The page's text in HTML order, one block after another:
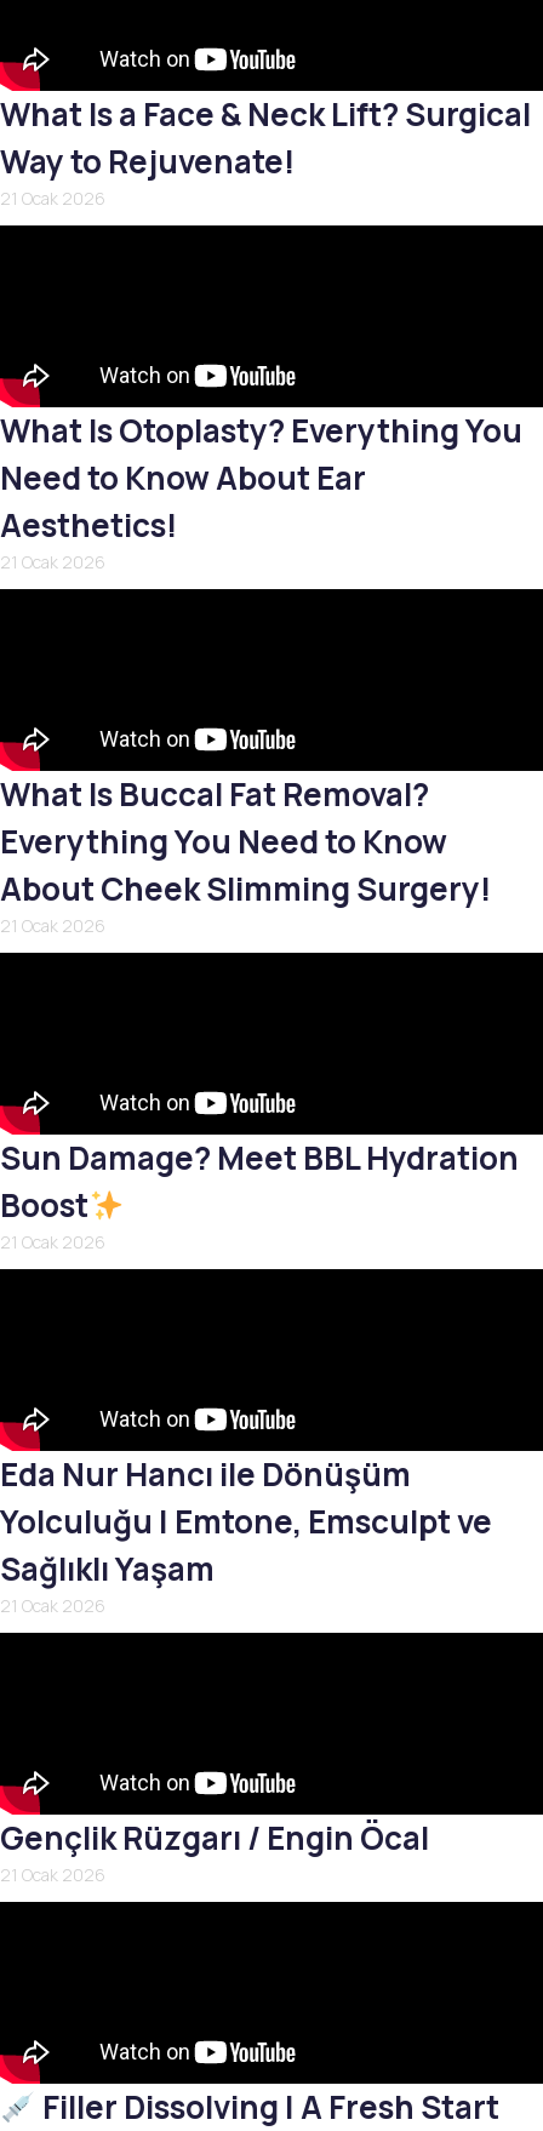
What Is a Face & Neck Lift? Surgical
Way to Rejuvenate!
21 Ocak 2026
What Is Otoplasty? Everything You
Need to Know About Ear
Aesthetics!
21 Ocak 2026
What Is Buccal Fat Removal?
Everything You Need to Know
About Cheek Slimming Surgery!
21 Ocak 2026
Sun Damage? Meet BBL Hydration
Boost
21 Ocak 2026
Eda Nur Hancı ile Dönüşüm
Yolculuğu | Emtone, Emsculpt ve
Sağlıklı Yaşam
21 Ocak 2026
Gençlik Rüzgarı / Engin Öcal
21 Ocak 2026
Filler Dissolving | A Fresh Start